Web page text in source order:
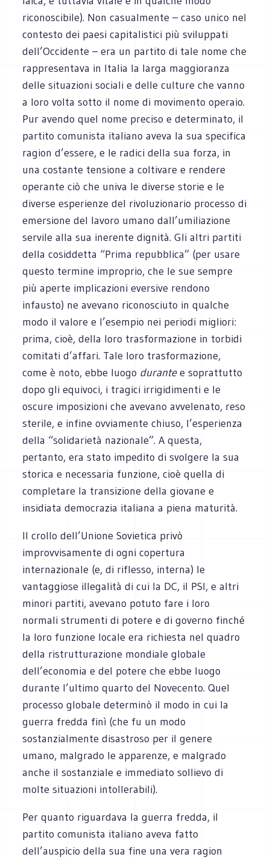
riconoscibile). Non casualmente – caso unico nel
contesto dei paesi capitalistici più sviluppati
dell’Occidente – era un partito di tale nome che
rappresentava in Italia la larga maggioranza
delle situazioni sociali e delle culture che vanno
a loro volta sotto il nome di movimento operaio.
Pur avendo quel nome preciso e determinato, il
partito comunista italiano aveva la sua specifica
ragion d’essere, e le radici della sua forza, in
una costante tensione a coltivare e rendere
operante ciò che univa le diverse storie e le
diverse esperienze del rivoluzionario processo di
emersione del lavoro umano dall’umiliazione
servile alla sua inerente dignità. Gli altri partiti
della cosiddetta “Prima repubblica” (per usare
questo termine improprio, che le sue sempre
più aperte implicazioni eversive rendono
infausto) ne avevano riconosciuto in qualche
modo il valore e l’esempio nei periodi migliori:
prima, cioè, della loro trasformazione in torbidi
comitati d’affari. Tale loro trasformazione,
come è noto, ebbe luogo durantee soprattutto
dopo gli equivoci, i tragici irrigidimenti e le
oscure imposizioni che avevano avvelenato, reso
sterile, e infine ovviamente chiuso, l’esperienza
della “solidarietà nazionale”. A questa,
pertanto, era stato impedito di svolgere la sua
storica e necessaria funzione, cioè quella di
completare la transizione della giovane e
insidiata democrazia italiana a piena maturità.
Il crollo dell’Unione Sovietica privò
improvvisamente di ogni copertura
internazionale (e, di riflesso, interna) le
vantaggiose illegalità di cui la DC, il PSI, e altri
minori partiti, avevano potuto fare i loro
normali strumenti di potere e di governo finché
la loro funzione locale era richiesta nel quadro
della ristrutturazione mondiale globale
dell’economia e del potere che ebbe luogo
durante l’ultimo quarto del Novecento. Quel
processo globale determinò il modo in cui la
guerra fredda finì (che fu un modo
sostanzialmente disastroso per il genere
umano, malgrado le apparenze, e malgrado
anche il sostanziale e immediato sollievo di
molte situazioni intollerabili).
Per quanto riguardava la guerra fredda, il
partito comunista italiano aveva fatto
dell’auspicio della sua fine una vera ragion